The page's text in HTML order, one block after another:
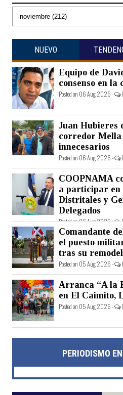
NUEVO
Equipo de
consenso en la
Posted on 06 Aug 2026 -
Juan Hubieres
corredor Mella
innecesarios
Posted on 06 Aug 2026 -
COOPNAMA
a participar en
Distritales y
Delegados
Posted on 06 Aug 2026 -
Comandante
el puesto
tras su
Posted on 05 Aug 2026 -
Arranca “A la
en El Caimito,
Posted on 05 Aug 2026 -
PERIODISMO